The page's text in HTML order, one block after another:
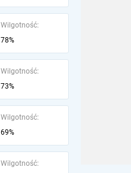
Wilgotność:
78%
Wilgotność:
73%
Wilgotność:
69%
Wilgotność: